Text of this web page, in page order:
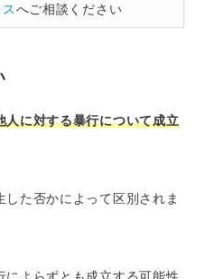
へご相談ください
人に対する暴行について成立
た否かによって区別されま